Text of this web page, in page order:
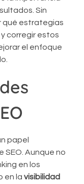
Sin
qué estrategias
corregir estos
el enfoque
papel
Aunque no
en los
en la visibilidad